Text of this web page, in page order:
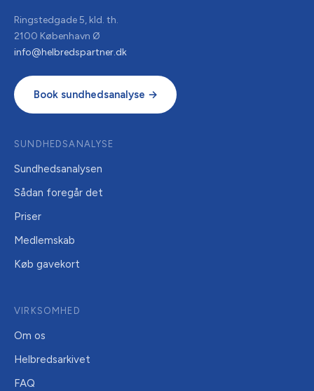
Ringstedgade 5, kld. th.
2100 København Ø
info@helbredspartner.dk
Book sundhedsanalyse →
SUNDHEDSANALYSE
Sundhedsanalysen
Sådan foregår det
Priser
Medlemskab
Køb gavekort
VIRKSOMHED
Om os
Helbredsarkivet
FAQ